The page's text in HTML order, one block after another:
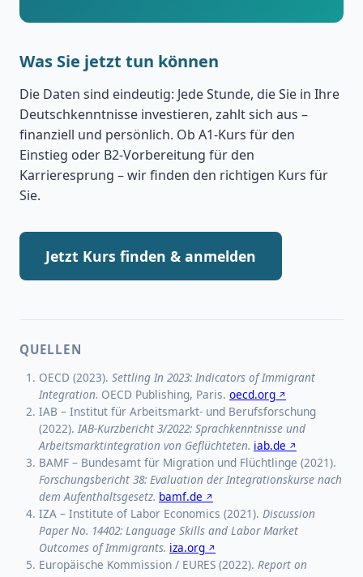
Was Sie jetzt tun können
Die Daten sind eindeutig: Jede Stunde, die Sie in Ihre
Deutschkenntnisse investieren, zahlt sich aus –
finanziell und persönlich. Ob A1-Kurs für den
Einstieg oder B2-Vorbereitung für den
Karrieresprung – wir finden den richtigen Kurs für
Sie.
Jetzt Kurs finden & anmelden
QUELLEN
OECD (2023). Settling In 2023: Indicators of Immigrant
Integration. OECD Publishing, Paris. oecd.org
IAB – Institut für Arbeitsmarkt- und Berufsforschung
(2022). IAB-Kurzbericht 3/2022: Sprachkenntnisse und
Arbeitsmarktintegration von Geflüchteten. iab.de
BAMF – Bundesamt für Migration und Flüchtlinge (2021).
Forschungsbericht 38: Evaluation der Integrationskurse nach
dem Aufenthaltsgesetz. bamf.de
IZA – Institute of Labor Economics (2021). Discussion
Paper No. 14402: Language Skills and Labor Market
Outcomes of Immigrants. iza.org
Europäische Kommission / EURES (2022). Report on